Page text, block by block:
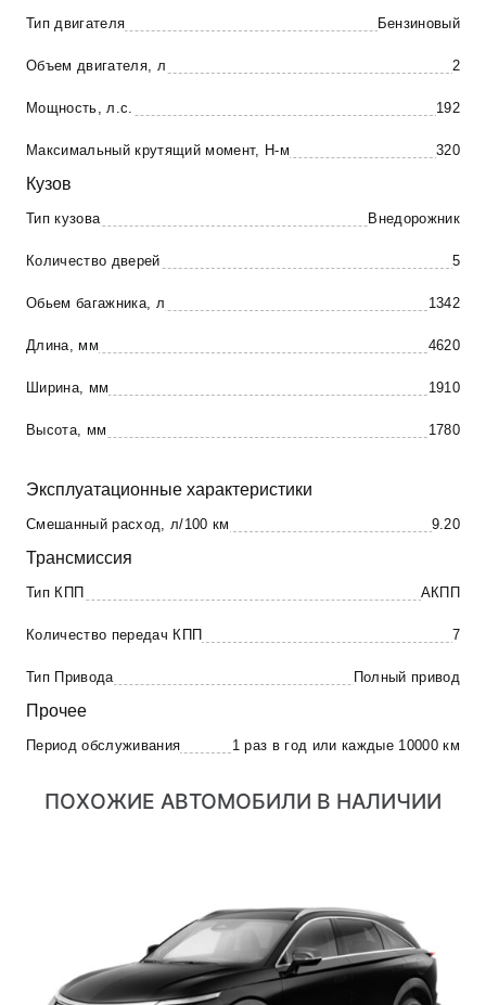
Тип двигателя Бензиновый
Объем двигателя, л 2
Мощность, л.с. 192
Максимальный крутящий момент, Н-м 320
Кузов
Тип кузова Внедорожник
Количество дверей 5
Обьем багажника, л 1342
Длина, мм 4620
Ширина, мм 1910
Высота, мм 1780
Эксплуатационные характеристики
Смешанный расход, л/100 км 9.20
Трансмиссия
Тип КПП АКПП
Количество передач КПП 7
Тип Привода Полный привод
Прочее
Период обслуживания 1 раз в год или каждые 10000 км
ПОХОЖИЕ АВТОМОБИЛИ В НАЛИЧИИ